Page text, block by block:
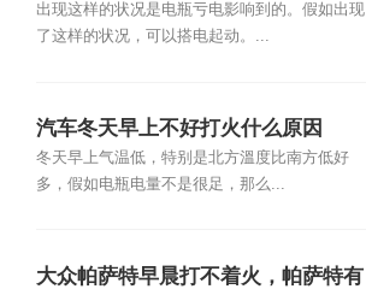
出现这样的状况是电瓶亏电影响到的。假如出现
了这样的状况，可以搭电起动。...
汽车冬天早上不好打火什么原因
冬天早上气温低，特别是北方溫度比南方低好
多，假如电瓶电量不是很足，那么...
大众帕萨特早晨打不着火，帕萨特有